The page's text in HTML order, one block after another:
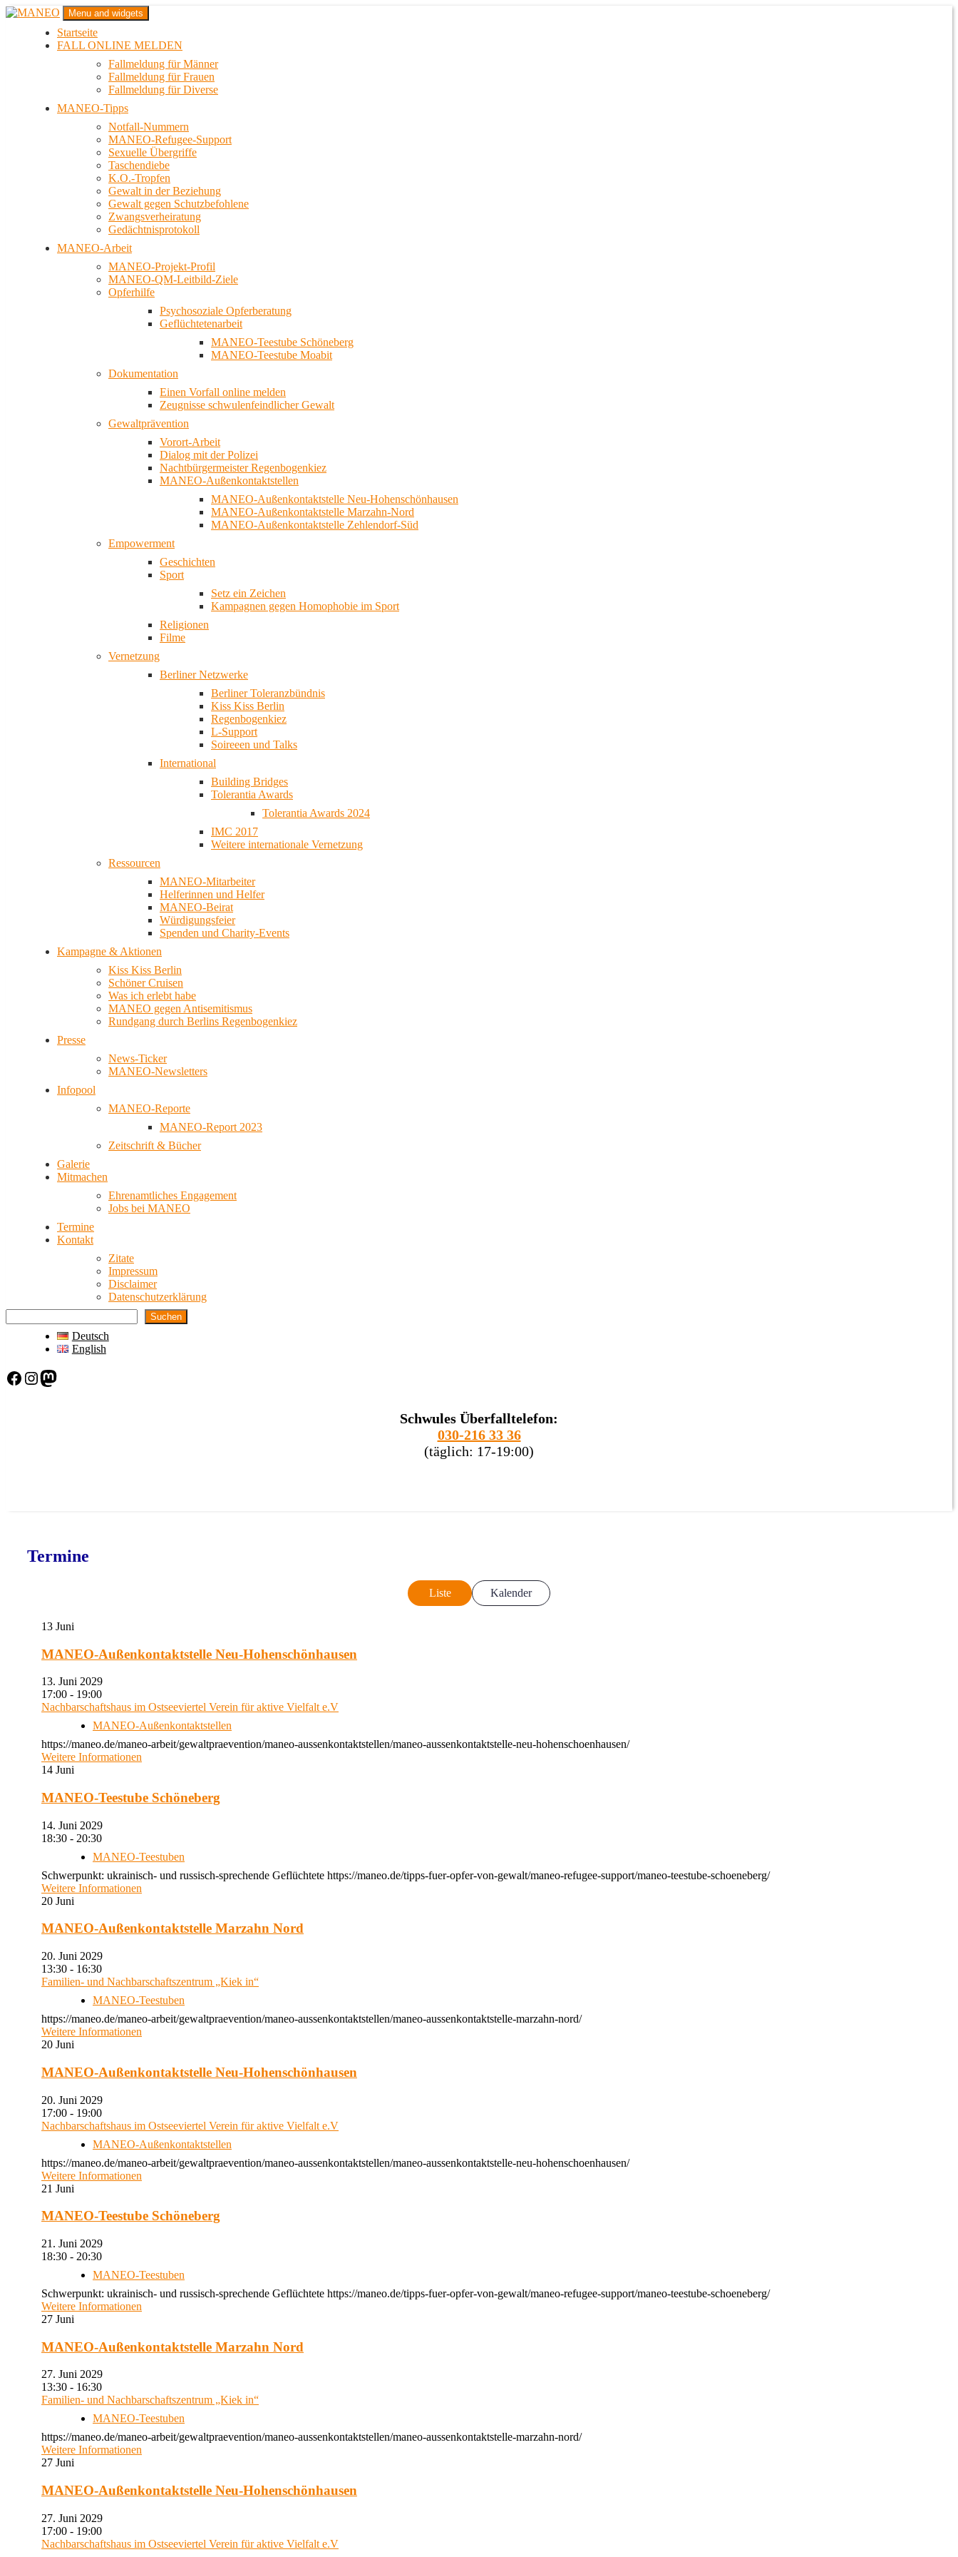
Zum
MANEO
Das schwule Anti-Gewalt-Projekt in Berlin
Menu and widgets
Startseite
FALL ONLINE MELDEN
Fallmeldung für Männer
Fallmeldung für Frauen
Fallmeldung für Diverse
MANEO-Tipps
Notfall-Nummern
MANEO-Refugee-Support
Sexuelle Übergriffe
Taschendiebe
K.O.-Tropfen
Gewalt in der Beziehung
Gewalt gegen Schutzbefohlene
Zwangsverheiratung
Gedächtnisprotokoll
MANEO-Arbeit
MANEO-Projekt-Profil
MANEO-QM-Leitbild-Ziele
Opferhilfe
Psychosoziale Opferberatung
Geflüchtetenarbeit
MANEO-Teestube Schöneberg
MANEO-Teestube Moabit
Dokumentation
Einen Vorfall online melden
Zeugnisse schwulenfeindlicher Gewalt
Gewaltprävention
Vorort-Arbeit
Dialog mit der Polizei
Nachtbürgermeister Regenbogenkiez
MANEO-Außenkontaktstellen
MANEO-Außenkontaktstelle Neu-Hohenschönhausen
MANEO-Außenkontaktstelle Marzahn-Nord
MANEO-Außenkontaktstelle Zehlendorf-Süd
Empowerment
Geschichten
Sport
Setz ein Zeichen
Kampagnen gegen Homophobie im Sport
Religionen
Filme
Vernetzung
Berliner Netzwerke
Berliner Toleranzbündnis
Kiss Kiss Berlin
Regenbogenkiez
L-Support
Soireeen und Talks
International
Building Bridges
Tolerantia Awards
Tolerantia Awards 2024
IMC 2017
Weitere internationale Vernetzung
Ressourcen
MANEO-Mitarbeiter
Helferinnen und Helfer
MANEO-Beirat
Würdigungsfeier
Spenden und Charity-Events
Kampagne & Aktionen
Kiss Kiss Berlin
Schöner Cruisen
Was ich erlebt habe
MANEO gegen Antisemitismus
Rundgang durch Berlins Regenbogenkiez
Presse
News-Ticker
MANEO-Newsletters
Infopool
MANEO-Reporte
MANEO-Report 2023
Zeitschrift & Bücher
Galerie
Mitmachen
Ehrenamtliches Engagement
Jobs bei MANEO
Termine
Kontakt
Zitate
Impressum
Disclaimer
Datenschutzerklärung
Suchen
Deutsch
English
Facebook Instagram Mastodon
Schwules Überfalltelefon:
030-216 33 36
(täglich: 17-19:00)
Termine
Liste Kalender
13 Juni
MANEO-Außenkontaktstelle Neu-Hohenschönhausen
13. Juni 2029
17:00 - 19:00
Nachbarschaftshaus im Ostseeviertel Verein für aktive Vielfalt e.V
MANEO-Außenkontaktstellen
https://maneo.de/maneo-arbeit/gewaltpraevention/maneo-aussenkontaktstellen/maneo-aussenkontaktstelle-neu-hohenschoenhausen/
Weitere Informationen
14 Juni
MANEO-Teestube Schöneberg
14. Juni 2029
18:30 - 20:30
MANEO-Teestuben
Schwerpunkt: ukrainisch- und russisch-sprechende Geflüchtete https://maneo.de/tipps-fuer-opfer-von-gewalt/maneo-refugee-support/maneo-teestube-schoeneberg/
Weitere Informationen
20 Juni
MANEO-Außenkontaktstelle Marzahn Nord
20. Juni 2029
13:30 - 16:30
Familien- und Nachbarschaftszentrum „Kiek in“
MANEO-Teestuben
https://maneo.de/maneo-arbeit/gewaltpraevention/maneo-aussenkontaktstellen/maneo-aussenkontaktstelle-marzahn-nord/
Weitere Informationen
20 Juni
MANEO-Außenkontaktstelle Neu-Hohenschönhausen
20. Juni 2029
17:00 - 19:00
Nachbarschaftshaus im Ostseeviertel Verein für aktive Vielfalt e.V
MANEO-Außenkontaktstellen
https://maneo.de/maneo-arbeit/gewaltpraevention/maneo-aussenkontaktstellen/maneo-aussenkontaktstelle-neu-hohenschoenhausen/
Weitere Informationen
21 Juni
MANEO-Teestube Schöneberg
21. Juni 2029
18:30 - 20:30
MANEO-Teestuben
Schwerpunkt: ukrainisch- und russisch-sprechende Geflüchtete https://maneo.de/tipps-fuer-opfer-von-gewalt/maneo-refugee-support/maneo-teestube-schoeneberg/
Weitere Informationen
27 Juni
MANEO-Außenkontaktstelle Marzahn Nord
27. Juni 2029
13:30 - 16:30
Familien- und Nachbarschaftszentrum „Kiek in“
MANEO-Teestuben
https://maneo.de/maneo-arbeit/gewaltpraevention/maneo-aussenkontaktstellen/maneo-aussenkontaktstelle-marzahn-nord/
Weitere Informationen
27 Juni
MANEO-Außenkontaktstelle Neu-Hohenschönhausen
27. Juni 2029
17:00 - 19:00
Nachbarschaftshaus im Ostseeviertel Verein für aktive Vielfalt e.V